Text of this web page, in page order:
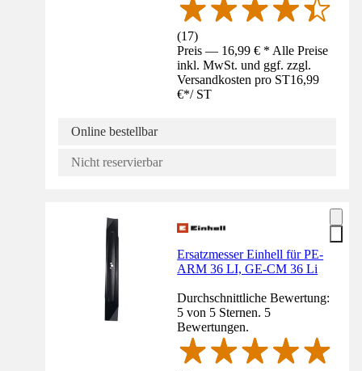
(17)
Preis — 16,99 € * Alle Preise
inkl. MwSt. und ggf. zzgl.
Versandkosten pro ST16,99
€*/ ST
Online bestellbar
Nicht reservierbar
Ersatzmesser Einhell für PE-
ARM 36 LI, GE-CM 36 Li
Durchschnittliche Bewertung:
5 von 5 Sternen. 5
Bewertungen.